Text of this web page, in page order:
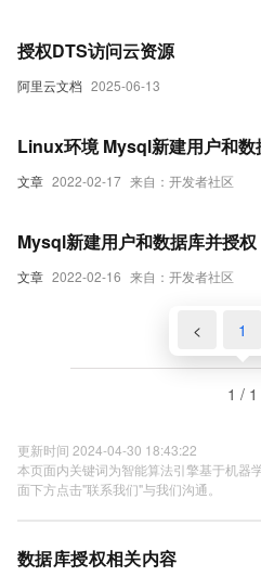
阿里云文档 2025-06-13
授权DTS访问云资源
文章 2022-02-17 来自：开发者社区
Linux环境 Mysql新建用户和数
文章 2022-02-16 来自：开发者社区
Mysql新建用户和数据库并授权
< 1
1 / 1
更新时间 2024-04-30 18:43:22
本页面内关键词为智能算法引擎基于机器
面下方点击"联系我们"与我们沟通。
数据库授权相关内容